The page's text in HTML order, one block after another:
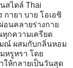
สไตล์ Thai
กายา บาย โอเอซิ
อนคลายร่างกาย
ทุกความเครียด
ณ์ ผสมกับกลิ่นหอม
หรูหรา โดย
ให้กลายเป็นวันสุด